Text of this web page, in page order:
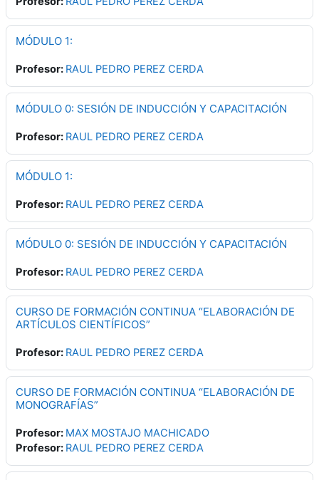
MÓDULO 1:
Profesor: RAUL PEDRO PEREZ CERDA
MÓDULO 0: SESIÓN DE INDUCCIÓN Y CAPACITACIÓN
Profesor: RAUL PEDRO PEREZ CERDA
MÓDULO 1:
Profesor: RAUL PEDRO PEREZ CERDA
MÓDULO 0: SESIÓN DE INDUCCIÓN Y CAPACITACIÓN
Profesor: RAUL PEDRO PEREZ CERDA
CURSO DE FORMACIÓN CONTINUA “ELABORACIÓN DE
ARTÍCULOS CIENTÍFICOS”
Profesor: RAUL PEDRO PEREZ CERDA
CURSO DE FORMACIÓN CONTINUA “ELABORACIÓN DE
MONOGRAFÍAS”
Profesor: MAX MOSTAJO MACHICADO
Profesor: RAUL PEDRO PEREZ CERDA